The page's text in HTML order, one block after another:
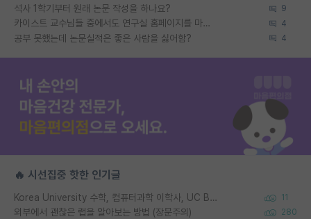
석사 1학기부터 원래 논문 작성을 하나요? 9
카이스트 교수님들 중에서도 연구실 홈페이지를 마련 안 하신 분들이 계시던데 4
공부 못했는데 논문실적은 좋은 사람을 싫어함? 4
🔥 시선집중 핫한 인기글
Korea University 수학, 컴퓨터과학 이학사, UC Berkeley 산업공학 대학원 공학박사가 되는 것은 쉽지 않겠죠? 11
외부에서 괜찮은 랩을 알아보는 방법 (장문주의) 280